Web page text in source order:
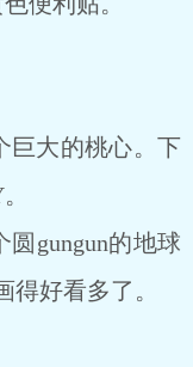
大的桃心。下
gungun的地球
得好看多了。